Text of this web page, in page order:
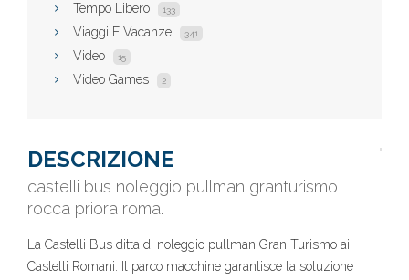
Tempo Libero 133
Viaggi E Vacanze 341
Video 15
Video Games 2
DESCRIZIONE
castelli bus noleggio pullman granturismo
rocca priora roma.
La Castelli Bus ditta di noleggio pullman Gran Turismo ai
Castelli Romani. Il parco macchine garantisce la soluzione